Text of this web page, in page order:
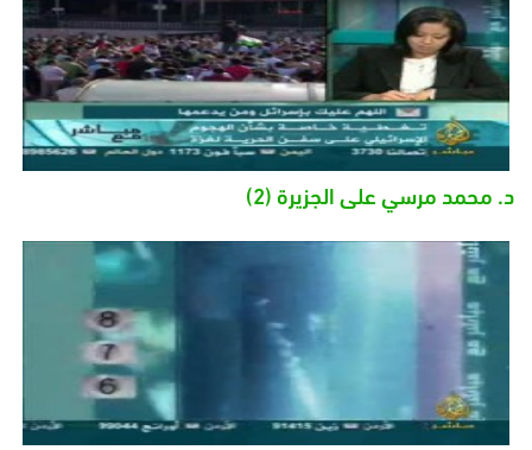
د. محمد مرسي على الجزيرة (2)